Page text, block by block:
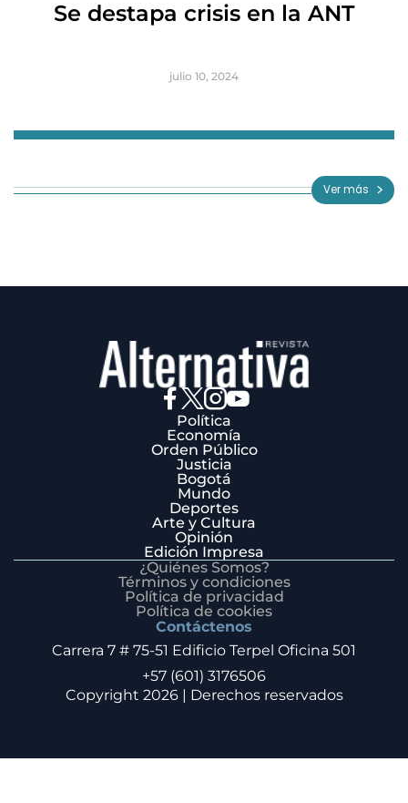
Se destapa crisis en la ANT
julio 10, 2024
3
Ver más
Política
Economía
Orden Público
Justicia
Bogotá
Mundo
Deportes
Arte y Cultura
Opinión
Edición Impresa
¿Quiénes Somos?
Términos y condiciones
Política de privacidad
Política de cookies
Contáctenos
Carrera 7 # 75-51 Edificio Terpel Oficina 501
+57 (601) 3176506
Copyright 2026 | Derechos reservados